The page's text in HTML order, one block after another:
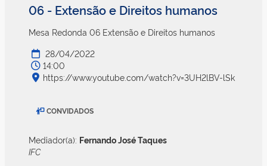
06 - Extensão e Direitos humanos
Mesa Redonda 06 Extensão e Direitos humanos
28/04/2022
14:00
https://www.youtube.com/watch?v=3UH2lBV-lSk
CONVIDADOS
Mediador(a): Fernando José Taques
IFC